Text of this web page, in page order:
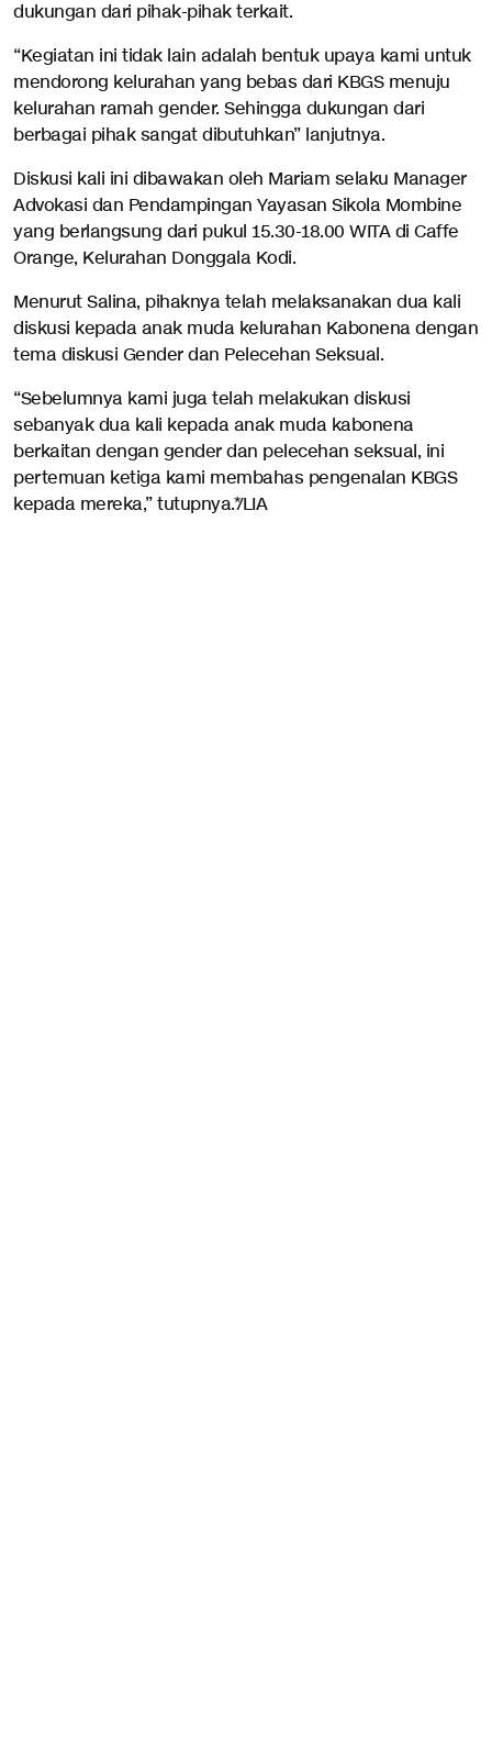
dukungan dari pihak-pihak terkait.
“Kegiatan ini tidak lain adalah bentuk upaya kami untuk
mendorong kelurahan yang bebas dari KBGS menuju
kelurahan ramah gender. Sehingga dukungan dari
berbagai pihak sangat dibutuhkan” lanjutnya.
Diskusi kali ini dibawakan oleh Mariam selaku Manager
Advokasi dan Pendampingan Yayasan Sikola Mombine
yang berlangsung dari pukul 15.30-18.00 WITA di Caffe
Orange, Kelurahan Donggala Kodi.
Menurut Salina, pihaknya telah melaksanakan dua kali
diskusi kepada anak muda kelurahan Kabonena dengan
tema diskusi Gender dan Pelecehan Seksual.
“Sebelumnya kami juga telah melakukan diskusi
sebanyak dua kali kepada anak muda kabonena
berkaitan dengan gender dan pelecehan seksual, ini
pertemuan ketiga kami membahas pengenalan KBGS
kepada mereka,” tutupnya.*/LIA